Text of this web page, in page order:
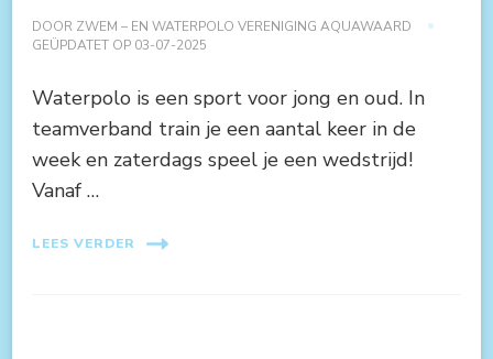
DOOR ZWEM – EN WATERPOLO VERENIGING AQUAWAARD
GEÜPDATET OP 03-07-2025
Waterpolo is een sport voor jong en oud. In
teamverband train je een aantal keer in de
week en zaterdags speel je een wedstrijd!
Vanaf …
LEES VERDER